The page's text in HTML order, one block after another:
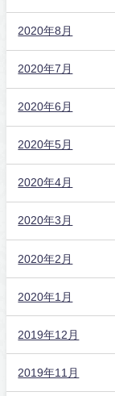
2020年8月
2020年7月
2020年6月
2020年5月
2020年4月
2020年3月
2020年2月
2020年1月
2019年12月
2019年11月